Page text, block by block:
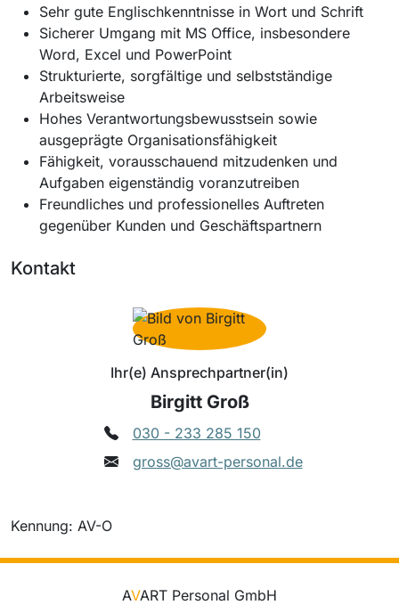
Sehr gute Englischkenntnisse in Wort und Schrift
Sicherer Umgang mit MS Office, insbesondere
Word, Excel und PowerPoint
Strukturierte, sorgfältige und selbstständige
Arbeitsweise
Hohes Verantwortungsbewusstsein sowie
ausgeprägte Organisationsfähigkeit
Fähigkeit, vorausschauend mitzudenken und
Aufgaben eigenständig voranzutreiben
Freundliches und professionelles Auftreten
gegenüber Kunden und Geschäftspartnern
Kontakt
Ihr(e) Ansprechpartner(in)
Birgitt Groß
030 - 233 285 150
gross@avart-personal.de
Kennung: AV-O
AVART Personal GmbH